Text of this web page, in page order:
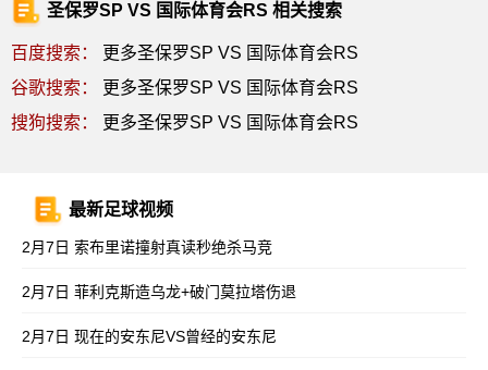
圣保罗SP VS 国际体育会RS 相关搜索
百度搜索：
更多圣保罗SP VS 国际体育会RS
谷歌搜索：
更多圣保罗SP VS 国际体育会RS
搜狗搜索：
更多圣保罗SP VS 国际体育会RS
最新足球视频
2月7日 索布里诺撞射真读秒绝杀马竞
2月7日 菲利克斯造乌龙+破门莫拉塔伤退
2月7日 现在的安东尼VS曾经的安东尼